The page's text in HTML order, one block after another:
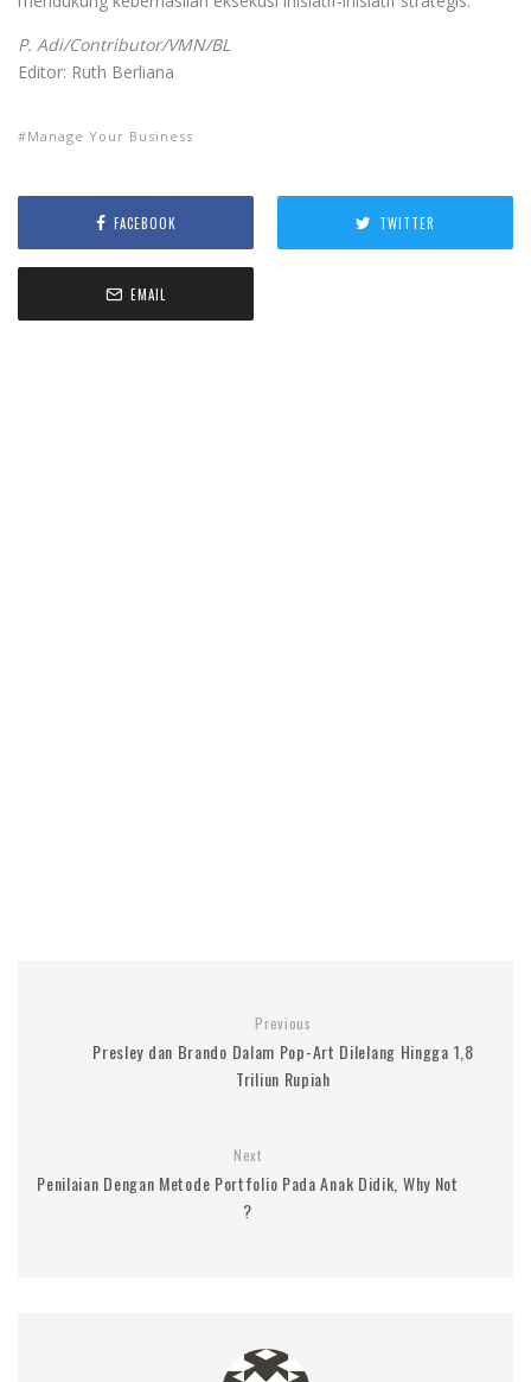
P. Adi/Contributor/VMN/BL
Editor: Ruth Berliana
Manage Your Business
FACEBOOK TWITTER
EMAIL
Previous
Presley dan Brando Dalam Pop-Art Dilelang Hingga 1,8
Triliun Rupiah
Next
Penilaian Dengan Metode Portfolio Pada Anak Didik, Why Not
?